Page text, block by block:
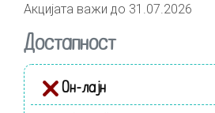
Акцијата важи до 31.07.2026
Достапност
Он-лајн